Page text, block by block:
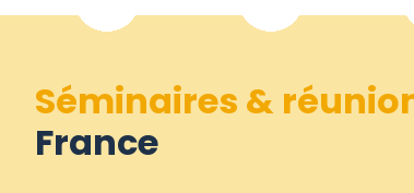
Séminaires &
France